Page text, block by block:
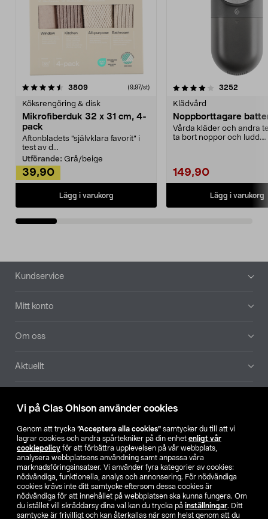
Vi på Clas Ohlson använder cookies
Genom att trycka ”Acceptera alla cookies” samtycker du till att vi
lagrar cookies och andra spårtekniker på din enhet enligt vår
cookiepolicy för att förbättra upplevelsen på vår webbplats,
analysera webbplatsens användning samt anpassa våra
marknadsföringsinsatser. Vi använder fyra kategorier av cookies:
nödvändiga, funktionella, analys och annonsering. För nödvändiga
cookies krävs inte ditt samtycke eftersom dessa cookies är
nödvändiga för att innehållet på webbplatsen ska kunna fungera. Om
du istället vill skräddarsy dina val kan du trycka på inställningar. Ditt
samtycke är frivilligt och kan återkallas när som helst genom att du
3809recensioner (9,97/st)
Köksrengöring & disk
Mikrofiberduk 32 x 31 cm, 4-
pack
Aftonbladets "självklara favorit” i
test av d...
Utförande: Grå/beige
39,90
Lägg i varukorg
4.0av 5 stjärnor 3252
Klädvård
Noppborttagare
Vårda kläder och andra
ta bort noppor och ludd.
149,90
Lägg i varukorg
4.5av 5 stjärnor
Sidfot
Kundservice
Mitt konto
Om oss
Aktuellt
Hitta butik
SE NO FI